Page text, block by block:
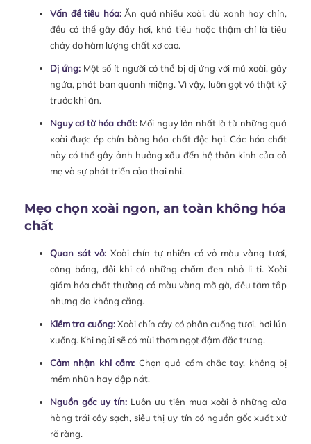
Vấn đề tiêu hóa:Ăn quá nhiều xoài, dù xanh hay chín,
đều có thể gây đầy hơi, khó tiêu hoặc thậm chí là tiêu
chảy do hàm lượng chất xơ cao.
Dị ứng: Một số ít người có thể bị dị ứng với mủ xoài, gây
ngứa, phát ban quanh miệng. Vì vậy, luôn gọt vỏ thật kỹ
trước khi ăn.
Nguy cơ từ hóa chất:Mối nguy lớn nhất là từ những quả
xoài được ép chín bằng hóa chất độc hại. Các hóa chất
này có thể gây ảnh hưởng xấu đến hệ thần kinh của cả
mẹ và sự phát triển của thai nhi.
Mẹo chọn xoài ngon, an toàn không hóa
chất
Quan sát vỏ: Xoài chín tự nhiên có vỏ màu vàng tươi,
căng bóng, đôi khi có những chấm đen nhỏ li ti. Xoài
giấm hóa chất thường có màu vàng mỡ gà, đều tăm tắp
nhưng da không căng.
Kiểm tra cuống:Xoài chín cây có phần cuống tươi, hơi lún
xuống. Khi ngửi sẽ có mùi thơm ngọt đậm đặc trưng.
Cảm nhận khi cầm: Chọn quả cầm chắc tay, không bị
mềm nhũn hay dập nát.
Nguồn gốc uy tín:Luôn ưu tiên mua xoài ở những cửa
hàng trái cây sạch, siêu thị uy tín có nguồn gốc xuất xứ
rõ ràng.